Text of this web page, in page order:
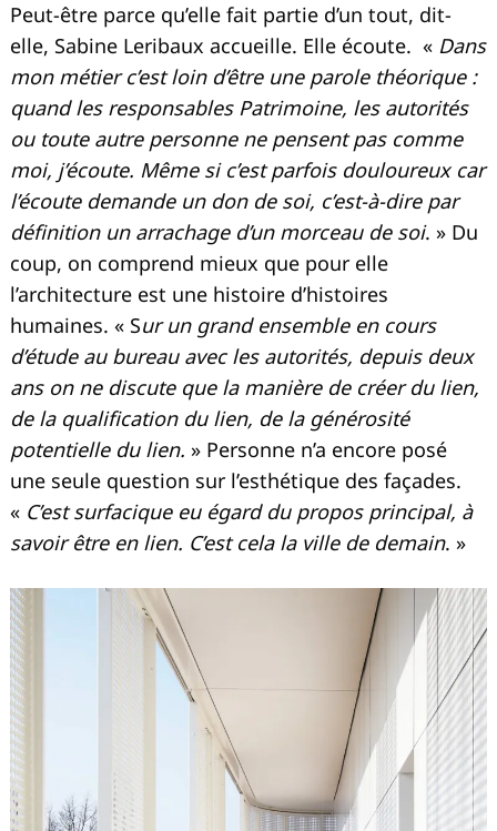
Peut-être parce qu’elle fait partie d’un tout, dit-
elle, Sabine Leribaux accueille. Elle écoute. « Dans
mon métier c’est loin d’être une parole théorique :
quand les responsables Patrimoine, les autorités
ou toute autre personne ne pensent pas comme
moi, j’écoute. Même si c’est parfois douloureux car
l’écoute demande un don de soi, c’est-à-dire par
définition un arrachage d’un morceau de soi. » Du
coup, on comprend mieux que pour elle
l’architecture est une histoire d’histoires
humaines. « Sur un grand ensemble en cours
d’étude au bureau avec les autorités, depuis deux
ans on ne discute que la manière de créer du lien,
de la qualification du lien, de la générosité
potentielle du lien. » Personne n’a encore posé
une seule question sur l’esthétique des façades.
« C’est surfacique eu égard du propos principal, à
savoir être en lien. C’est cela la ville de demain. »